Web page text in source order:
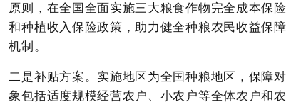
原则，在全国全面实施三大粮食作物完全成本保险
和种植收入保险政策，助力健全种粮农民收益保障
机制。
二是补贴方案。实施地区为全国种粮地区，保障对
象包括适度规模经营农户、小农户等全体农户和农